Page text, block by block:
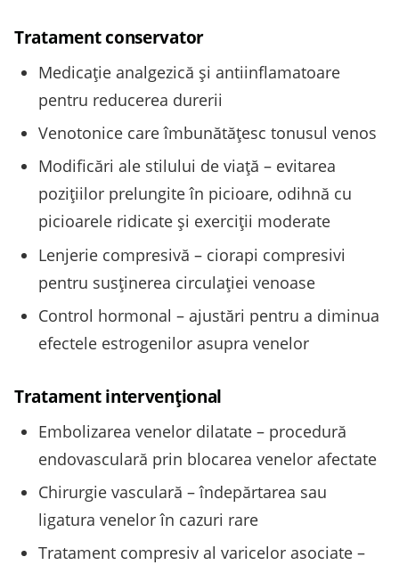
Tratament conservator
Medicație analgezică și antiinflamatoare
pentru reducerea durerii
Venotonice care îmbunătăţesc tonusul venos
Modificări ale stilului de viaţă – evitarea
poziţiilor prelungite în picioare, odihnă cu
picioarele ridicate și exerciţii moderate
Lenjerie compresivă – ciorapi compresivi
pentru susţinerea circulaţiei venoase
Control hormonal – ajustări pentru a diminua
efectele estrogenilor asupra venelor
Tratament intervenţional
Embolizarea venelor dilatate – procedură
endovasculară prin blocarea venelor afectate
Chirurgie vasculară – îndepărtarea sau
ligatura venelor în cazuri rare
Tratament compresiv al varicelor asociate –